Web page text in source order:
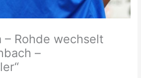
– Rohde wechselt
–